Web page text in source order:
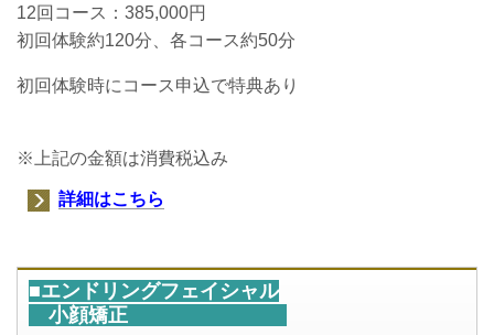
12回コース：385,000円
初回体験約120分、各コース約50分
初回体験時にコース申込で特典あり
※上記の金額は消費税込み
詳細はこちら
■エンドリングフェイシャル
小顔矯正